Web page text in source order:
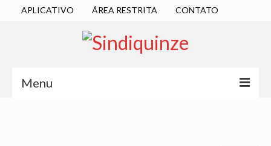
APLICATIVO ÁREA RESTRITA CONTATO
Menu